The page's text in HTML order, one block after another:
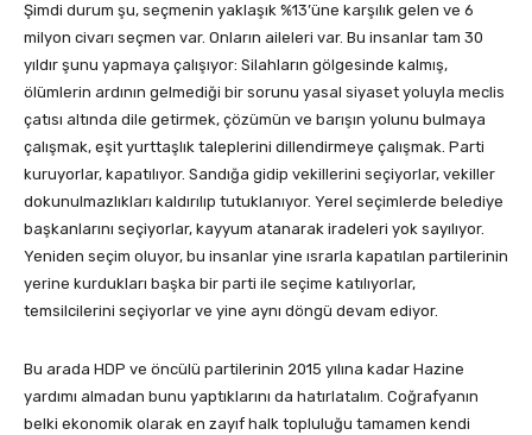
Şimdi durum şu, seçmenin yaklaşık %13’üne karşılık gelen ve 6
milyon civarı seçmen var. Onların aileleri var. Bu insanlar tam 30
yıldır şunu yapmaya çalışıyor: Silahların gölgesinde kalmış,
ölümlerin ardının gelmediği bir sorunu yasal siyaset yoluyla meclis
çatısı altında dile getirmek, çözümün ve barışın yolunu bulmaya
çalışmak, eşit yurttaşlık taleplerini dillendirmeye çalışmak. Parti
kuruyorlar, kapatılıyor. Sandığa gidip vekillerini seçiyorlar, vekiller
dokunulmazlıkları kaldırılıp tutuklanıyor. Yerel seçimlerde belediye
başkanlarını seçiyorlar, kayyum atanarak iradeleri yok sayılıyor.
Yeniden seçim oluyor, bu insanlar yine ısrarla kapatılan partilerinin
yerine kurdukları başka bir parti ile seçime katılıyorlar,
temsilcilerini seçiyorlar ve yine aynı döngü devam ediyor.
Bu arada HDP ve öncülü partilerinin 2015 yılına kadar Hazine
yardımı almadan bunu yaptıklarını da hatırlatalım. Coğrafyanın
belki ekonomik olarak en zayıf halk topluluğu tamamen kendi